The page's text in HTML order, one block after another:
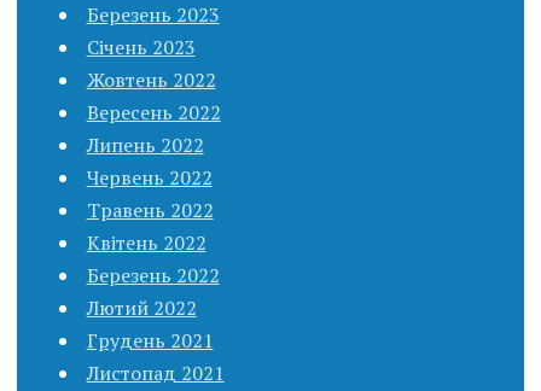
Березень 2023
Січень 2023
Жовтень 2022
Вересень 2022
Липень 2022
Червень 2022
Травень 2022
Квітень 2022
Березень 2022
Лютий 2022
Грудень 2021
Листопад 2021